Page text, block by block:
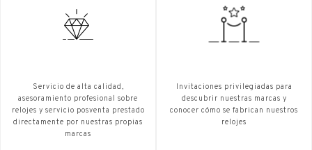
Servicio de alta calidad,
asesoramiento profesional sobre
relojes y servicio posventa prestado
directamente por nuestras propias
marcas
Invitaciones privilegiadas para
descubrir nuestras marcas y
conocer cómo se fabrican nuestros
relojes